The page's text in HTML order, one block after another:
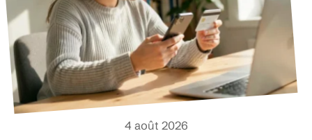
4 août 2026